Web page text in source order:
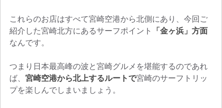
これらのお店はすべて宮崎空港から北側にあり、今回ご
紹介した宮崎北方にあるサーフポイント
「金ヶ浜」方面
なんです。
つまり日本最高峰の波と宮崎グルメを堪能するのであれ
ば、 宮崎空港から北上するルートで宮崎のサーフトリッ
プを楽しんでしまいましょう。